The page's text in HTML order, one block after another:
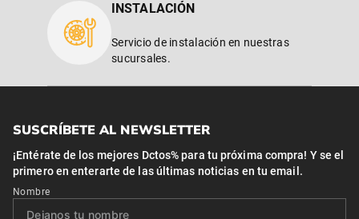
INSTALACIÓN
Servicio de instalación en nuestras
sucursales.
SUSCRÍBETE AL NEWSLETTER
¡Entérate de los mejores Dctos% para tu próxima compra! Y se el
primero en enterarte de las últimas noticias en tu email.
Nombre